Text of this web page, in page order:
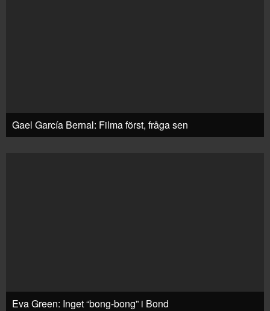
Gael García Bernal: Filma först, fråga sen
Eva Green: Inget “bong-bong” i Bond